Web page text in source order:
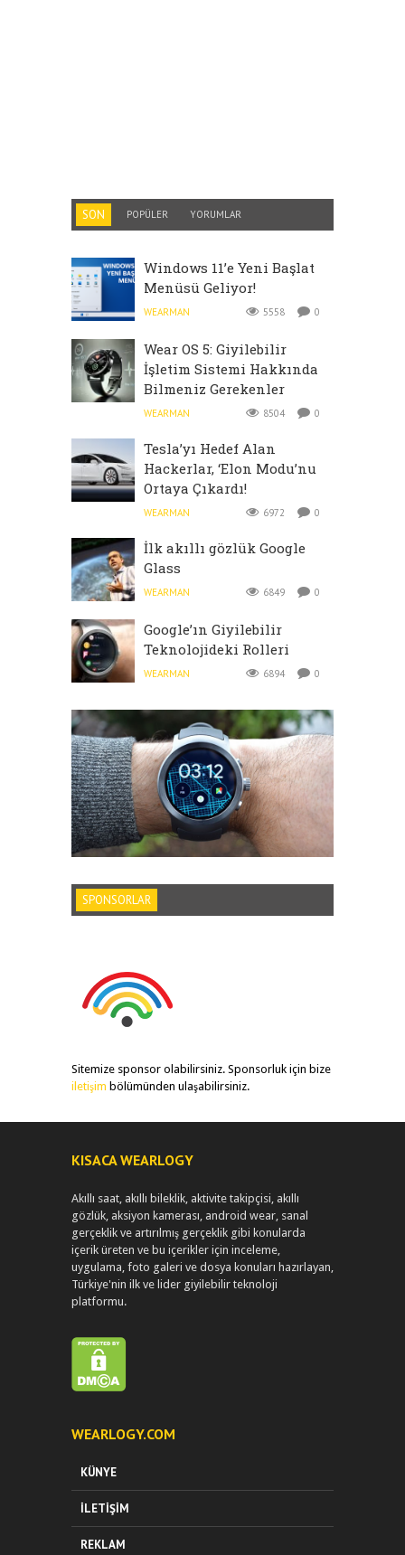
SON POPÜLER YORUMLAR
Windows 11’e Yeni Başlat
Menüsü Geliyor!
WEARMAN 5558 0
Wear OS 5: Giyilebilir
İşletim Sistemi Hakkında
Bilmeniz Gerekenler
WEARMAN 8504 0
Tesla’yı Hedef Alan
Hackerlar, ‘Elon Modu’nu
Ortaya Çıkardı!
WEARMAN 6972 0
İlk akıllı gözlük Google
Glass
WEARMAN 6849 0
Google’ın Giyilebilir
Teknolojideki Rolleri
WEARMAN 6894 0
SPONSORLAR
Sitemize sponsor olabilirsiniz. Sponsorluk için bize
iletişim bölümünden ulaşabilirsiniz.
KISACA WEARLOGY
Akıllı saat, akıllı bileklik, aktivite takipçisi, akıllı
gözlük, aksiyon kamerası, android wear, sanal
gerçeklik ve artırılmış gerçeklik gibi konularda
içerik üreten ve bu içerikler için inceleme,
uygulama, foto galeri ve dosya konuları hazırlayan,
Türkiye'nin ilk ve lider giyilebilir teknoloji
platformu.
WEARLOGY.COM
KÜNYE
İLETIŞIM
REKLAM